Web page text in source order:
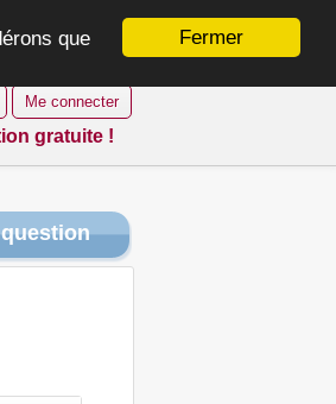
Fermer
que
Me connecter
gratuite !